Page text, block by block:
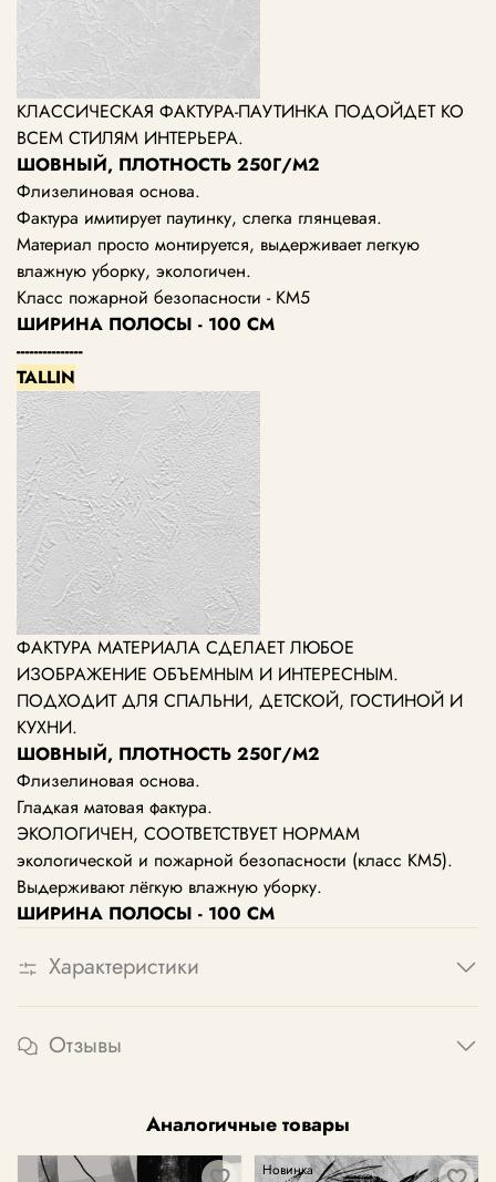
КЛАССИЧЕСКАЯ ФАКТУРА-ПАУТИНКА ПОДОЙДЕТ КО
ВСЕМ СТИЛЯМ ИНТЕРЬЕРА.
ШОВНЫЙ, ПЛОТНОСТЬ 250Г/М2
Флизелиновая основа.
Фактура имитирует паутинку, слегка глянцевая.
Материал просто монтируется, выдерживает легкую
влажную уборку, экологичен.
Класс пожарной безопасности - КМ5
ШИРИНА ПОЛОСЫ - 100 СМ
---------------
TALLIN
ФАКТУРА МАТЕРИАЛА СДЕЛАЕТ ЛЮБОЕ
ИЗОБРАЖЕНИЕ ОБЪЕМНЫМ И ИНТЕРЕСНЫМ.
ПОДХОДИТ ДЛЯ СПАЛЬНИ, ДЕТСКОЙ, ГОСТИНОЙ И
КУХНИ.
ШОВНЫЙ, ПЛОТНОСТЬ 250Г/М2
Флизелиновая основа.
Гладкая матовая фактура.
ЭКОЛОГИЧЕН, СООТВЕТСТВУЕТ НОРМАМ
экологической и пожарной безопасности (класс КМ5).
Выдерживают лёгкую влажную уборку.
ШИРИНА ПОЛОСЫ - 100 СМ
Характеристики
Отзывы
Аналогичные товары
Новинка